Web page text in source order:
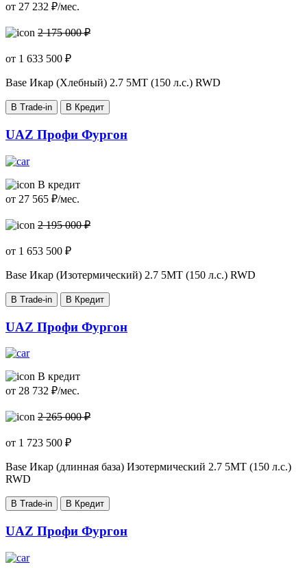
от 27 232 ₽/мес.
2 175 000 ₽
от 1 633 500 ₽
Base Икар (Хлебный) 2.7 5MT (150 л.с.) RWD
В Trade-in В Кредит
UAZ Профи Фургон
В кредит
от 27 565 ₽/мес.
2 195 000 ₽
от 1 653 500 ₽
Base Икар (Изотермический) 2.7 5MT (150 л.с.) RWD
В Trade-in В Кредит
UAZ Профи Фургон
В кредит
от 28 732 ₽/мес.
2 265 000 ₽
от 1 723 500 ₽
Base Икар (длинная база) Изотермический 2.7 5MT (150 л.с.)
RWD
В Trade-in В Кредит
UAZ Профи Фургон